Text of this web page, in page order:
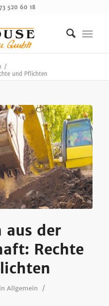
520 60 18
/
und Pflichten
aus der
Rechte
inAllgemein /